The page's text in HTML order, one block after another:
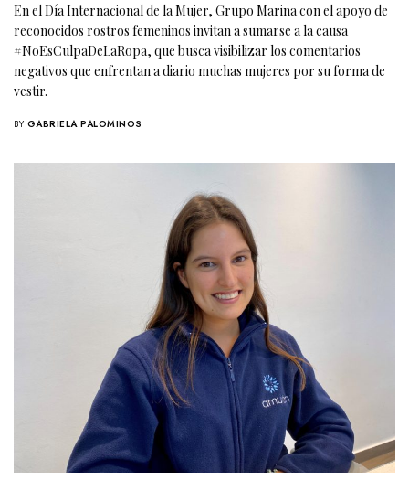
En el Día Internacional de la Mujer, Grupo Marina con el apoyo de
reconocidos rostros femeninos invitan a sumarse a la causa
#NoEsCulpaDeLaRopa, que busca visibilizar los comentarios
negativos que enfrentan a diario muchas mujeres por su forma de
vestir.
BY GABRIELA PALOMINOS